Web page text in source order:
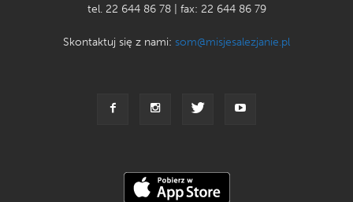
tel. 22 644 86 78 | fax: 22 644 86 79
Skontaktuj się z nami: som@misjesalezjanie.pl